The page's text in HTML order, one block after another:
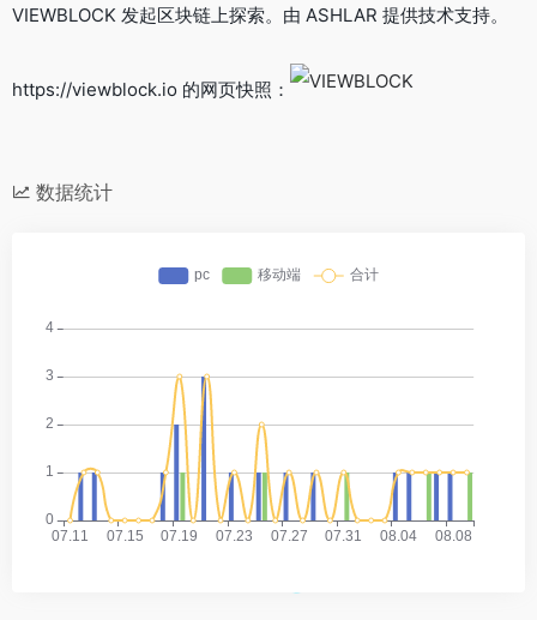
VIEWBLOCK 发起区块链上探索。由 ASHLAR 提供技术支持。
https://viewblock.io 的网页快照：
数据统计